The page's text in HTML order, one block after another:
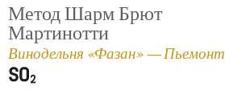
Метод Шарм Брют
Мартинотти
Винодельня «Фазан» — Пьемонт